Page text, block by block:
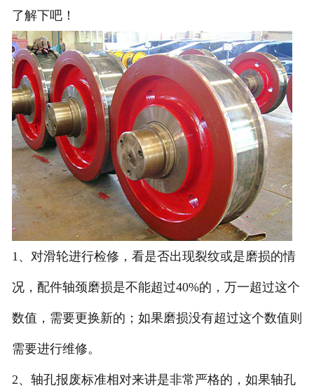
了解下吧！
1、对滑轮进行检修，看是否出现裂纹或是磨损的情
况，配件轴颈磨损是不能超过40%的，万一超过这个
数值，需要更换新的；如果磨损没有超过这个数值则
需要进行维修。
2、轴孔报废标准相对来讲是非常严格的，如果轴孔